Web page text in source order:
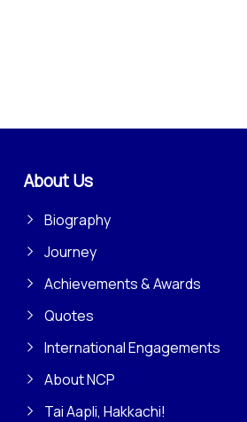
About Us
Biography
Journey
Achievements & Awards
Quotes
International Engagements
About NCP
Tai Aapli, Hakkachi!